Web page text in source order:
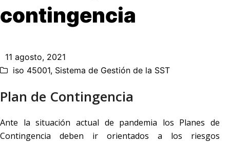
contingencia
11 agosto, 2021
iso 45001, Sistema de Gestión de la SST
Plan de Contingencia
Ante la situación actual de pandemia los Planes de
Contingencia deben ir orientados a los riesgos